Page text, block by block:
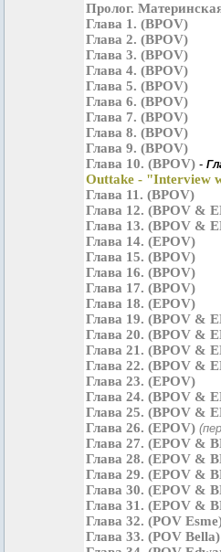
Пролог.
Глава 1. (BPOV)
Глава 2. (BPOV)
Глава 3. (BPOV)
Глава 4. (BPOV)
Глава 5. (BPOV)
Глава 6. (BPOV)
Глава 7. (BPOV)
Глава 8. (BPOV)
Глава 9. (BPOV)
Глава 10. (BPOV) -
Outtake - "Interview
Глава 11. (BPOV)
Глава 12. (BPOV &
Глава 13. (BPOV &
Глава 14. (EPOV)
Глава 15. (BPOV)
Глава 16. (BPOV)
Глава 17. (BPOV)
Глава 18. (EPOV)
Глава 19. (BPOV &
Глава 20. (BPOV &
Глава 21. (BPOV &
Глава 22. (BPOV &
Глава 23. (EPOV)
Глава 24. (BPOV &
Глава 25. (BPOV &
Глава 26. (EPOV)
Глава 27. (EPOV &
Глава 28. (EPOV &
Глава 29. (EPOV &
Глава 30. (EPOV &
Глава 31. (EPOV &
Глава 32. (POV
Глава 33. (POV Bella)